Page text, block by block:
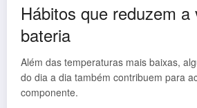
Hábitos que reduzem a
bateria
Além das temperaturas mais baixas,
do dia a dia também contribuem para
componente.